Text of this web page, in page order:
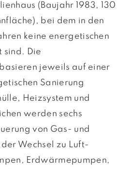
(Baujahr 1983, 130
bei dem in den
keine energetischen
sind. Die
jeweils auf einer
Sanierung
Heizsystem und
werden sechs
von Gas- und
Wechsel zu Luft-
Erdwärmepumpen,